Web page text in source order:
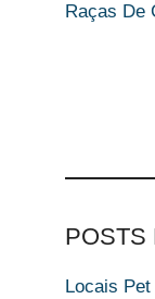
Raças De
POSTS
Locais